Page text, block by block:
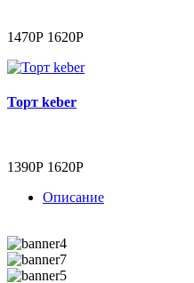
1470Р 1620Р
Торт keber
1390Р 1620Р
Описание